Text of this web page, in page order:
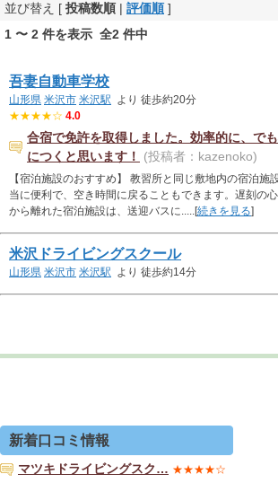
並び替え [ 投稿数順| 評価順]
1 〜 2 件を表示 全2 件中
吾妻自動車学校
山形県 米沢市 米沢駅 より 徒歩約20分
★★★★☆ 4.0
合宿で免許を取得しました。効率的に、で
につくと思います！
(投稿者：kazenoko)
【宿泊施設のおすすめ】 教習所と同じ敷地内の宿泊施
当に便利で、空き時間に戻ることもできます。遅刻の
から離れた宿泊施設は、送迎バスに.....[続きを見る]
米沢ドライビングスクール
山形県 米沢市 米沢駅 より 徒歩約14分
新着口コミ情報
マツキドライビングスク… ★★★★☆